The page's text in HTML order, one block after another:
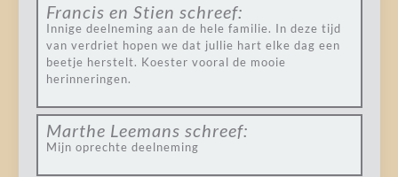
Francis en Stien schreef:
Innige deelneming aan de hele familie. In deze tijd
van verdriet hopen we dat jullie hart elke dag een
beetje herstelt. Koester vooral de mooie
herinneringen.
Marthe Leemans schreef:
Mijn oprechte deelneming